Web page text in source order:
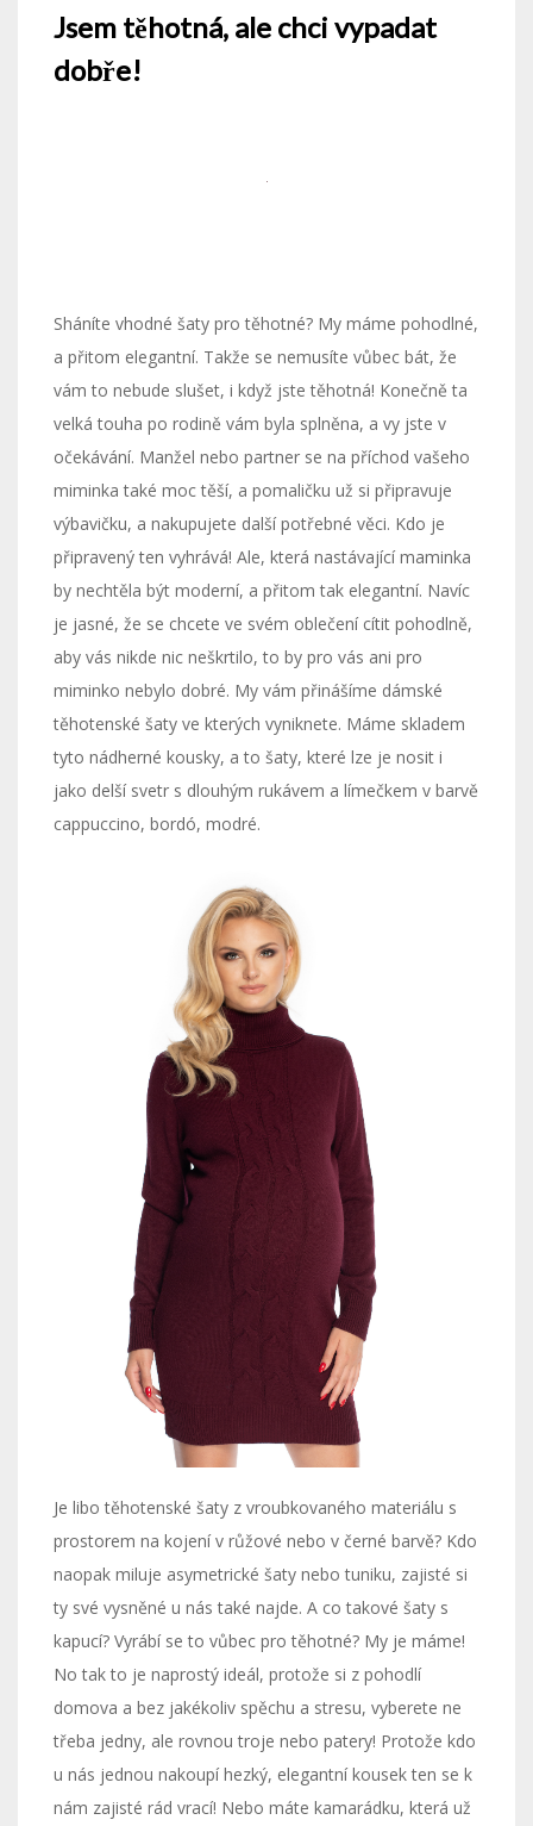
Jsem těhotná, ale chci vypadat
dobře!
Sháníte vhodné šaty pro těhotné? My máme pohodlné,
a přitom elegantní. Takže se nemusíte vůbec bát, že
vám to nebude slušet, i když jste těhotná! Konečně ta
velká touha po rodině vám byla splněna, a vy jste v
očekávání. Manžel nebo partner se na příchod vašeho
miminka také moc těší, a pomaličku už si připravuje
výbavičku, a nakupujete další potřebné věci. Kdo je
připravený ten vyhrává! Ale, která nastávající maminka
by nechtěla být moderní, a přitom tak elegantní. Navíc
je jasné, že se chcete ve svém oblečení cítit pohodlně,
aby vás nikde nic neškrtilo, to by pro vás ani pro
miminko nebylo dobré. My vám přinášíme dámské
těhotenské šaty ve kterých vyniknete. Máme skladem
tyto nádherné kousky, a to šaty, které lze je nosit i
jako delší svetr s dlouhým rukávem a límečkem v barvě
cappuccino, bordó, modré.
Je libo těhotenské šaty z vroubkovaného materiálu s
prostorem na kojení v růžové nebo v černé barvě? Kdo
naopak miluje asymetrické šaty nebo tuniku, zajisté si
ty své vysněné u nás také najde. A co takové šaty s
kapucí? Vyrábí se to vůbec pro těhotné? My je máme!
No tak to je naprostý ideál, protože si z pohodlí
domova a bez jakékoliv spěchu a stresu, vyberete ne
třeba jedny, ale rovnou troje nebo patery! Protože kdo
u nás jednou nakoupí hezký, elegantní kousek ten se k
nám zajisté rád vrací! Nebo máte kamarádku, která už